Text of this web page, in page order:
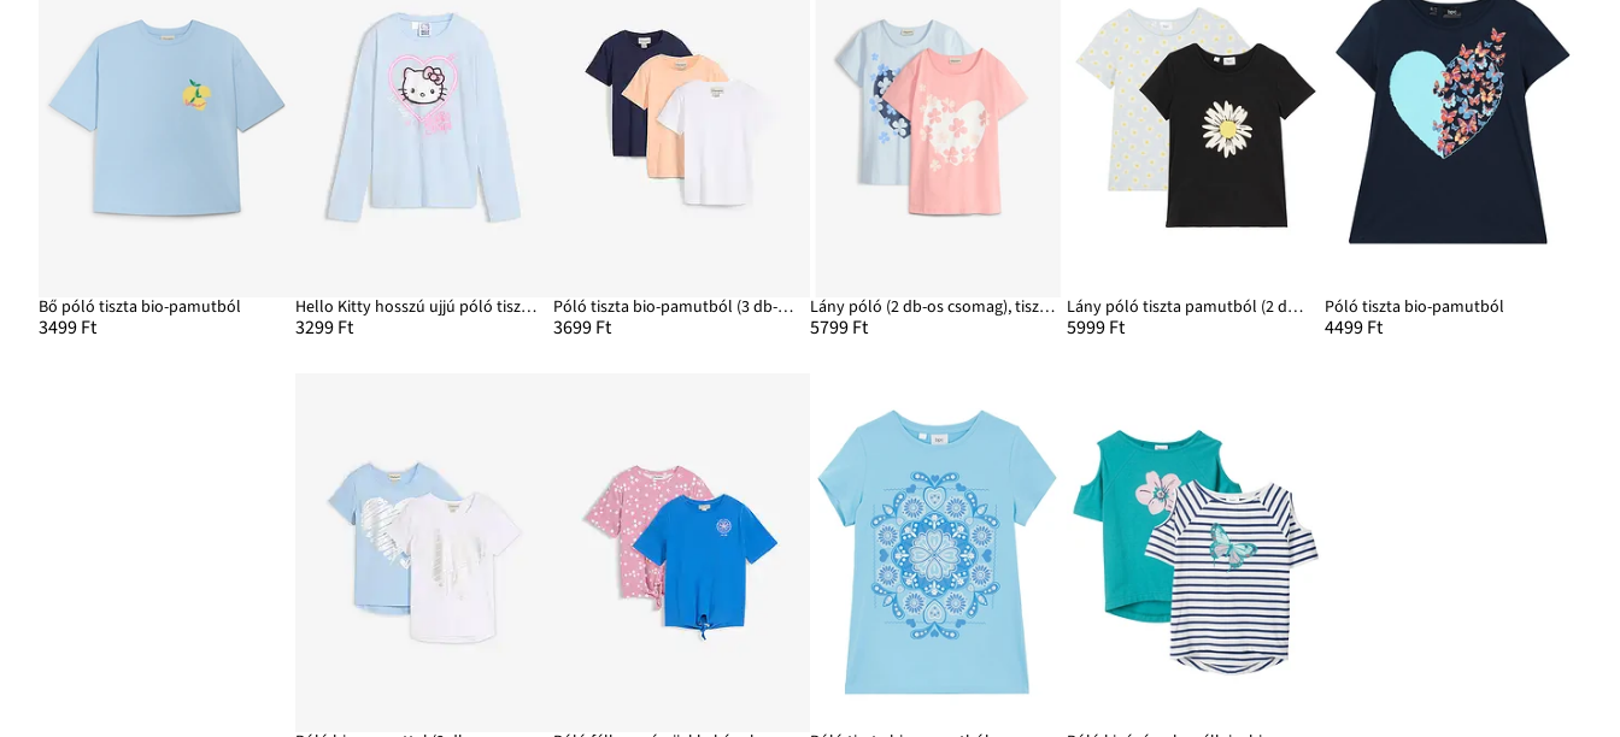
Bő póló tiszta bio-pamutból
3499 Ft
Hello Kitty hosszú ujjú póló tiszta pamutból
3299 Ft
Póló tiszta bio-pamutból (3 db-os csomag)
3699 Ft
Lány póló (2 db-os csomag), tiszta bio-pamutból
5799 Ft
Lány póló tiszta pamutból (2 db-os csomag)
5999 Ft
Póló tiszta bio-pamutból
4499 Ft